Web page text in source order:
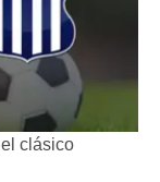
clásico